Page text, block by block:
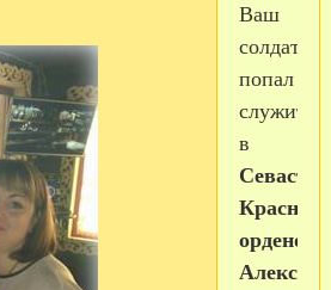
Ваш
солдатик
попал
служить
в
орденов